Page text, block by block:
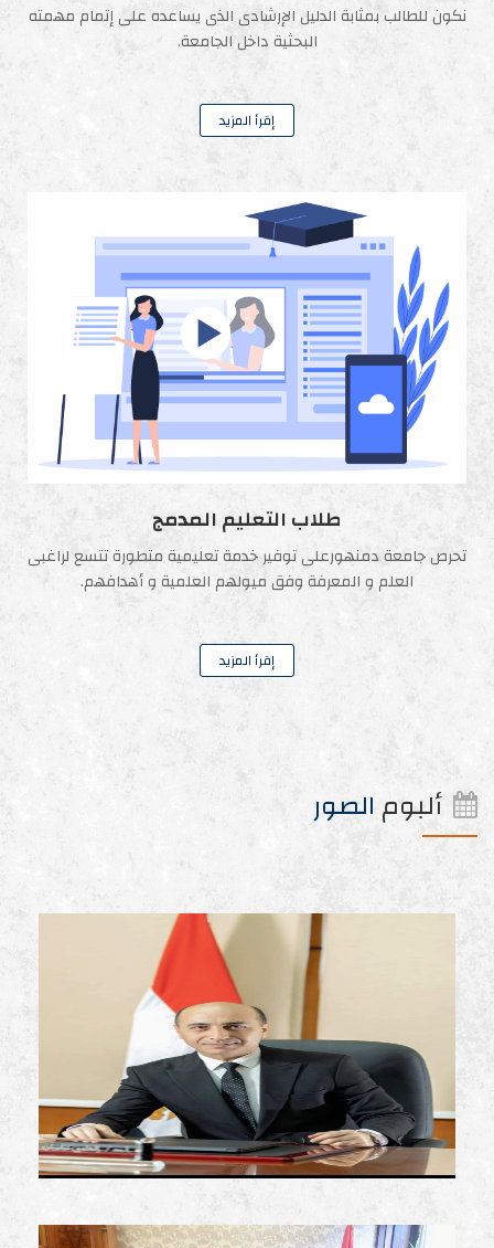
نكون للطالب بمثابة الدليل الإرشادى الذى يساعده على إتمام مهمته
البحثية داخل الجامعة.
إقرأ المزيد
طلاب التعليم المدمج
تحرص جامعة دمنهورعلى توفير خدمة تعليمية متطورة تتسع لراغبى
العلم و المعرفة وفق ميولهم العلمية و أهدافهم.
إقرأ المزيد
ألبوم الصور